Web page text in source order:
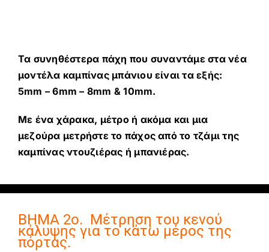
Τα συνηθέστερα πάχη που συναντάμε στα νέα
μοντέλα καμπίνας μπάνιου είναι τα εξής:
5mm – 6mm – 8mm & 10mm.
Με ένα χάρακα, μέτρο ή ακόμα και μια
μεζούρα μετρήστε το πάχος από το τζάμι της
καμπίνας ντουζιέρας ή μπανιέρας.
ΒΗΜΑ 2ο. Μέτρηση του κενού
κάλυψης για το κάτω μέρος της
πόρτας.